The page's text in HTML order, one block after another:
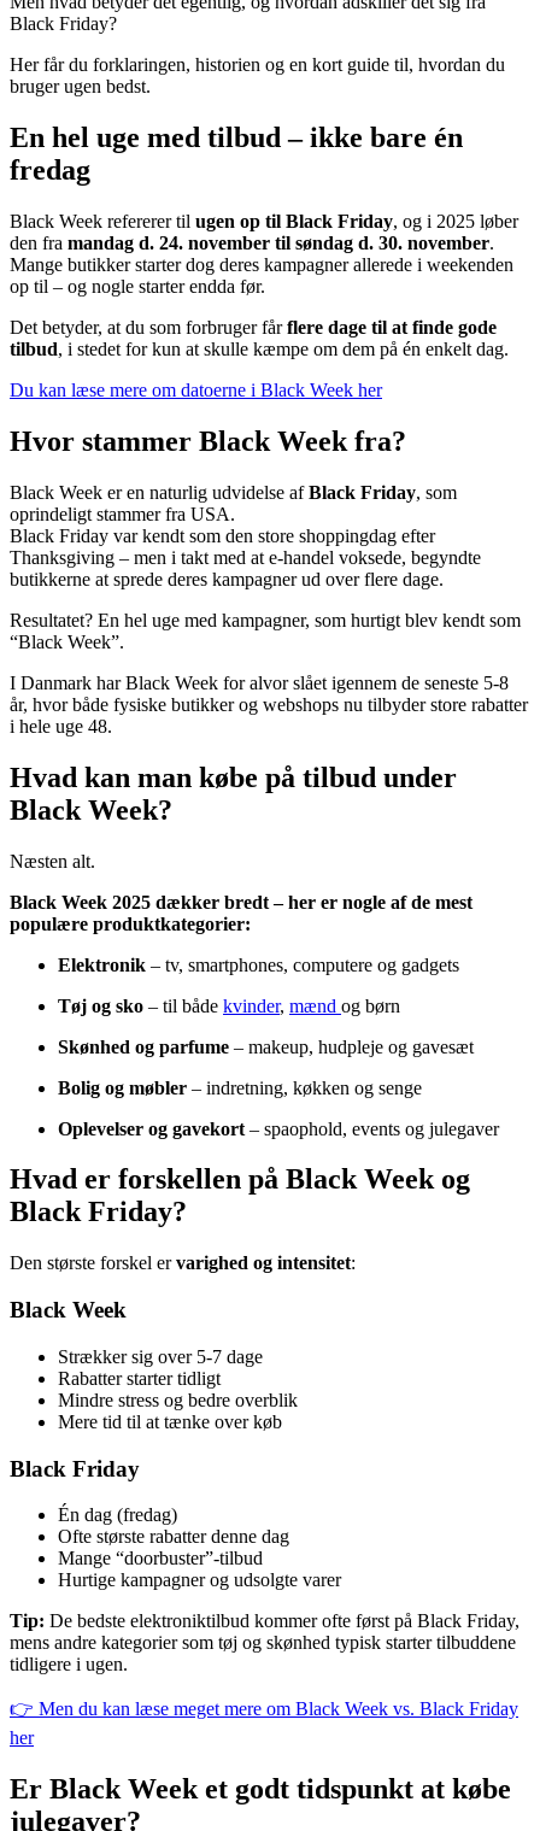
Black Friday?
Her får du forklaringen, historien og en kort guide til, hvordan du
bruger ugen bedst.
En hel uge med tilbud – ikke bare én
fredag
Black Week refererer til ugen op til Black Friday, og i 2025 løber
den fra mandag d. 24. november til søndag d. 30. november.
Mange butikker starter dog deres kampagner allerede i weekenden
op til – og nogle starter endda før.
Det betyder, at du som forbruger fårflere dage til at finde gode
tilbud, i stedet for kun at skulle kæmpe om dem på én enkelt dag.
Du kan læse mere om datoerne i Black Week her
Hvor stammer Black Week fra?
Black Week er en naturlig udvidelse afBlack Friday, som
oprindeligt stammer fra USA.
Black Friday var kendt som den store shoppingdag efter
Thanksgiving – men i takt med at e-handel voksede, begyndte
butikkerne at sprede deres kampagner ud over flere dage.
Resultatet? En hel uge med kampagner, som hurtigt blev kendt som
“Black Week”.
I Danmark har Black Week for alvor slået igennem de seneste 5-8
år, hvor både fysiske butikker og webshops nu tilbyder store rabatter
i hele uge 48.
Hvad kan man købe på tilbud under
Black Week?
Næsten alt.
Black Week 2025 dækker bredt – her er nogle af de mest
populære produktkategorier:
Elektronik – tv, smartphones, computere og gadgets
Tøj og sko – til både kvinder, mænd og børn
Skønhed og parfume – makeup, hudpleje og gavesæt
Bolig og møbler – indretning, køkken og senge
Oplevelser og gavekort – spaophold, events og julegaver
Hvad er forskellen på Black Week og
Black Friday?
Den største forskel ervarighed og intensitet:
Black Week
Strækker sig over 5-7 dage
Rabatter starter tidligt
Mindre stress og bedre overblik
Mere tid til at tænke over køb
Black Friday
Én dag (fredag)
Ofte største rabatter denne dag
Mange “doorbuster”-tilbud
Hurtige kampagner og udsolgte varer
Tip: De bedste elektroniktilbud kommer ofte først på Black Friday,
mens andre kategorier som tøj og skønhed typisk starter tilbuddene
tidligere i ugen.
👉 Men du kan læse meget mere om Black Week vs. Black Friday
her
Er Black Week et godt tidspunkt at købe
julegaver?